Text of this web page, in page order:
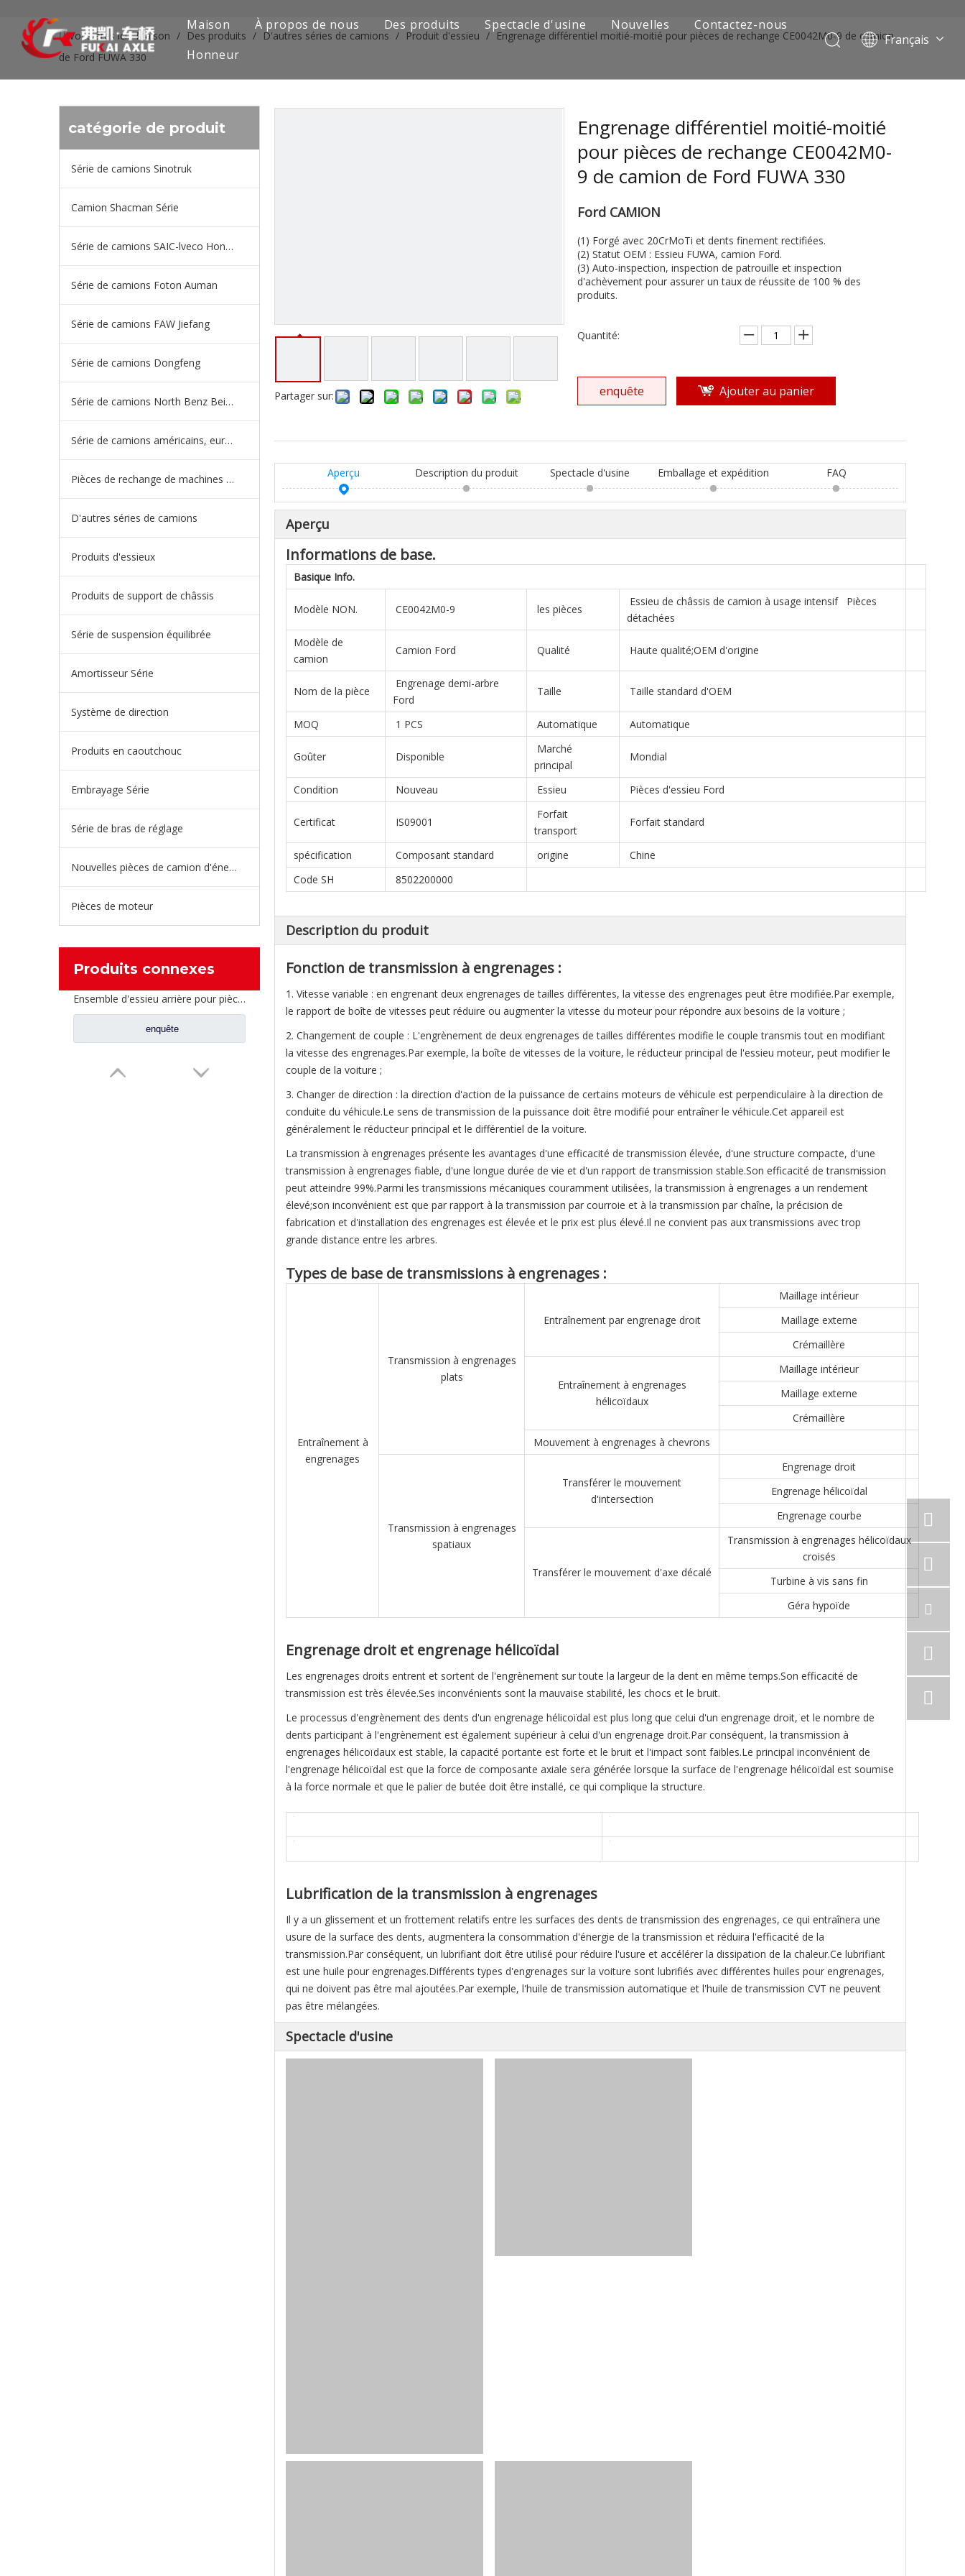
Maison À propos de nous Des produits
Série de camions SAIC-lveco Hongyan
Série de camions européens et japonais
Pièces de rechange de machines d'ingénierie de camion minier
Spectacle d'usine Nouvelles
Contactez-nous
Honneur
Français
Pусский
Español
Vous êtes ici: Maison / Des produits / D'autres séries de camions / Produit d'essieu / Engrenage différentiel moitié-moitié pour pièces de rechange CE0042M0-9 de camion
de Ford FUWA 330
catégorie de produit
Série de camions Sinotruk
Camion Shacman Série
Série de camions SAIC-lveco Hongyan
Série de camions Foton Auman
Série de camions FAW Jiefang
Série de camions Dongfeng
Série de camions North Benz Beiben
Série de camions américains, européens et japonais
Pièces de rechange de machines d'ingénierie de camion minier
D'autres séries de camions
Produits d'essieux
Produits de support de châssis
Série de suspension équilibrée
Amortisseur Série
Système de direction
Produits en caoutchouc
Embrayage Série
Série de bras de réglage
Nouvelles pièces de camion d'énergie
Pièces de moteur
Produits connexes
Ensemble d'essieu arrière pour pièces de rechange AH71131550536 de camion de Sinotruk Steyr
enquête
Partager sur:
Engrenage différentiel moitié-moitié
pour pièces de rechange CE0042M0-
9 de camion de Ford FUWA 330
Ford CAMION
(1) Forgé avec 20CrMoTi et dents finement rectifiées.
(2) Statut OEM : Essieu FUWA, camion Ford.
(3) Auto-inspection, inspection de patrouille et inspection
d'achèvement pour assurer un taux de réussite de 100 % des
produits.
Quantité:
enquête Ajouter au panier
Aperçu Description du produit Spectacle d'usine Emballage et expédition FAQ
Aperçu
Informations de base.
Basique Info.
Modèle NON. CE0042M0-9 les pièces
Essieu de châssis de camion à usage intensif Pièces
détachées
Modèle de
camion
Camion Ford Qualité Haute qualité;OEM d'origine
Nom de la pièce
Engrenage demi-arbre
Ford
Taille Taille standard d'OEM
MOQ 1 PCS Automatique Automatique
Goûter Disponible
Marché
principal
Mondial
Condition Nouveau Essieu Pièces d'essieu Ford
Certificat IS09001
Forfait
transport
Forfait standard
spécification Composant standard origine
Chine
Code SH
8502200000
Description du produit
Fonction de transmission à engrenages :
1. Vitesse variable : en engrenant deux engrenages de tailles différentes, la vitesse des engrenages peut être modifiée.Par exemple,
le rapport de boîte de vitesses peut réduire ou augmenter la vitesse du moteur pour répondre aux besoins de la voiture ;
2. Changement de couple : L'engrènement de deux engrenages de tailles différentes modifie le couple transmis tout en modifiant
la vitesse des engrenages.Par exemple, la boîte de vitesses de la voiture, le réducteur principal de l'essieu moteur, peut modifier le
couple de la voiture ;
3. Changer de direction : la direction d'action de la puissance de certains moteurs de véhicule est perpendiculaire à la direction de
conduite du véhicule.Le sens de transmission de la puissance doit être modifié pour entraîner le véhicule.Cet appareil est
généralement le réducteur principal et le différentiel de la voiture.
La transmission à engrenages présente les avantages d'une efficacité de transmission élevée, d'une structure compacte, d'une
transmission à engrenages fiable, d'une longue durée de vie et d'un rapport de transmission stable.Son efficacité de transmission
peut atteindre 99%.Parmi les transmissions mécaniques couramment utilisées, la transmission à engrenages a un rendement
élevé;son inconvénient est que par rapport à la transmission par courroie et à la transmission par chaîne, la précision de
fabrication et d'installation des engrenages est élevée et le prix est plus élevé.Il ne convient pas aux transmissions avec trop
grande distance entre les arbres.
Types de base de transmissions à engrenages :
Entraînement à
engrenages
Transmission à engrenages
plats
Entraînement par engrenage droit
Maillage intérieur
Maillage externe
Crémaillère
Entraînement à engrenages
hélicoïdaux
Maillage intérieur
Maillage externe
Crémaillère
Mouvement à engrenages à chevrons
Transmission à engrenages
spatiaux
Transférer le mouvement
d'intersection
Engrenage droit
Engrenage hélicoïdal
Engrenage courbe
Transférer le mouvement d'axe décalé
Transmission à engrenages hélicoïdaux
croisés
Turbine à vis sans fin
Géra hypoïde
Engrenage droit et engrenage hélicoïdal
Les engrenages droits entrent et sortent de l'engrènement sur toute la largeur de la dent en même temps.Son efficacité de
transmission est très élevée.Ses inconvénients sont la mauvaise stabilité, les chocs et le bruit.
Le processus d'engrènement des dents d'un engrenage hélicoïdal est plus long que celui d'un engrenage droit, et le nombre de
dents participant à l'engrènement est également supérieur à celui d'un engrenage droit.Par conséquent, la transmission à
engrenages hélicoïdaux est stable, la capacité portante est forte et le bruit et l'impact sont faibles.Le principal inconvénient de
l'engrenage hélicoïdal est que la force de composante axiale sera générée lorsque la surface de l'engrenage hélicoïdal est soumise
à la force normale et que le palier de butée doit être installé, ce qui complique la structure.
Lubrification de la transmission à engrenages
Il y a un glissement et un frottement relatifs entre les surfaces des dents de transmission des engrenages, ce qui entraînera une
usure de la surface des dents, augmentera la consommation d'énergie de la transmission et réduira l'efficacité de la
transmission.Par conséquent, un lubrifiant doit être utilisé pour réduire l'usure et accélérer la dissipation de la chaleur.Ce lubrifiant
est une huile pour engrenages.Différents types d'engrenages sur la voiture sont lubrifiés avec différentes huiles pour engrenages,
qui ne doivent pas être mal ajoutées.Par exemple, l'huile de transmission automatique et l'huile de transmission CVT ne peuvent
pas être mélangées.
Spectacle d'usine